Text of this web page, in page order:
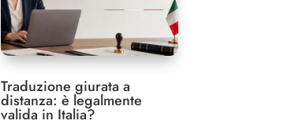
Traduzione giurata a
distanza: è legalmente
valida in Italia?